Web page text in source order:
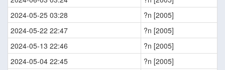
2024-05-25 03:28
?n [2005]
2024-05-22 22:47
?n [2005]
2024-05-13 22:46
?n [2005]
2024-05-04 22:45
?n [2005]